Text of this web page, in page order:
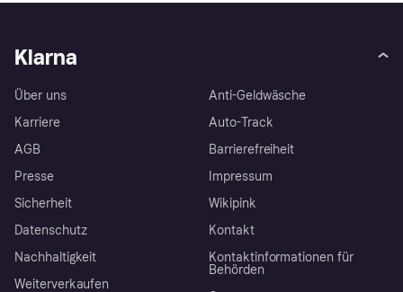
Klarna
Über uns
Karriere
AGB
Presse
Sicherheit
Datenschutz
Nachhaltigkeit
Weiterverkaufen
Anti-Geldwäsche
Auto-Track
Barrierefreiheit
Impressum
Wikipink
Kontakt
Kontaktinformationen für
Behörden